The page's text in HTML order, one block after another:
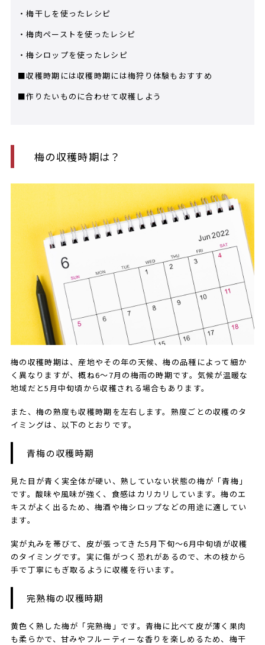
・梅干しを使ったレシピ
・梅肉ペーストを使ったレシピ
・梅シロップを使ったレシピ
■収穫時期には収穫時期には梅狩り体験もおすすめ
■作りたいものに合わせて収穫しよう
梅の収穫時期は？
梅の収穫時期は、産地やその年の天候、梅の品種によって細か
く異なりますが、概ね6～7月の梅雨の時期です。気候が温暖な
地域だと5月中旬頃から収穫される場合もあります。
また、梅の熟度も収穫時期を左右します。熟度ごとの収穫のタ
イミングは、以下のとおりです。
青梅の収穫時期
見た目が青く実全体が硬い、熟していない状態の梅が「青梅」
です。酸味や風味が強く、食感はカリカリしています。梅のエ
キスがよく出るため、梅酒や梅シロップなどの用途に適してい
ます。
実が丸みを帯びて、皮が張ってきた5月下旬～6月中旬頃が収穫
のタイミングです。実に傷がつく恐れがあるので、木の枝から
手で丁寧にもぎ取るように収穫を行います。
完熟梅の収穫時期
黄色く熟した梅が「完熟梅」です。青梅に比べて皮が薄く果肉
も柔らかで、甘みやフルーティーな香りを楽しめるため、梅干